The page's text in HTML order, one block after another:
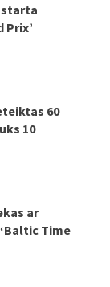
starta
Prix’
60
10
ar
Time